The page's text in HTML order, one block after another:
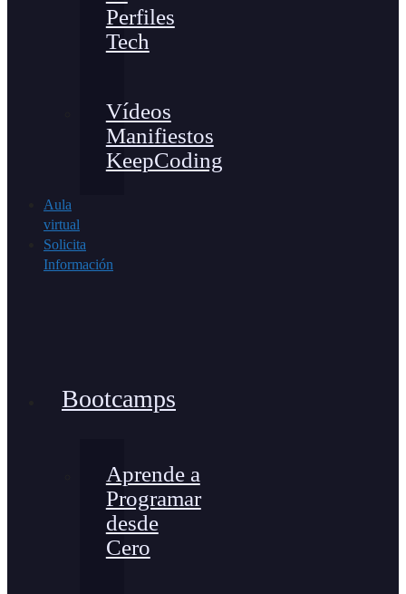
Perfiles
Tech
Vídeos
Manifiestos
KeepCoding
Aula
virtual
Solicita
Información
Bootcamps
Aprende a
Programar
desde
Cero